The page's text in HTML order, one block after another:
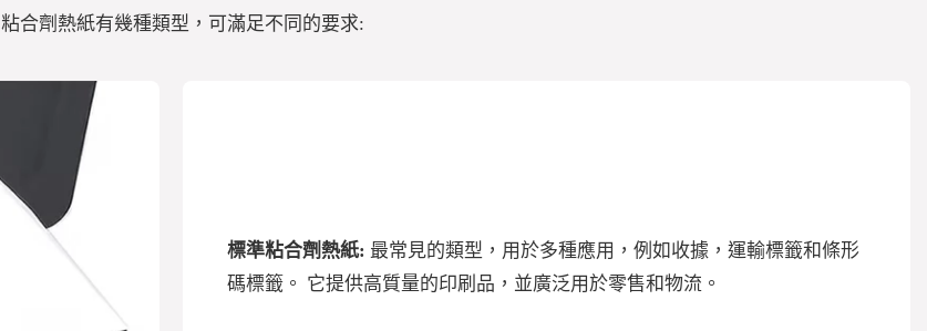
粘合劑熱紙有幾種類型，可滿足不同的要求:
標準粘合劑熱紙: 最常見的類型，用於多種應用，例如收據，運輸標籤和條形
碼標籤。 它提供高質量的印刷品，並廣泛用於零售和物流。